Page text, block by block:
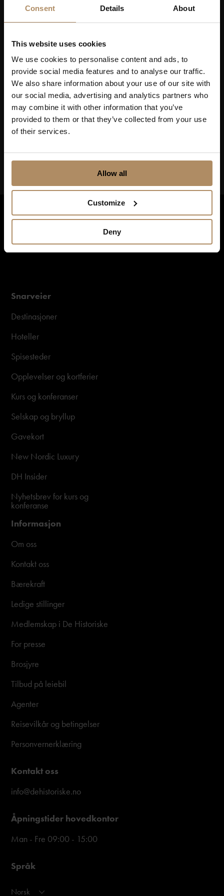
Consent Details About
This website uses cookies
We use cookies to personalise content and ads, to
provide social media features and to analyse our traffic.
We also share information about your use of our site with
our social media, advertising and analytics partners who
may combine it with other information that you’ve
provided to them or that they’ve collected from your use
of their services.
Allow all
Customize
Deny
Skjul
reisetilbud som frister!
Ved påmelding godkjenner du at De Historiske lagrer
kontaktinformasjonen du gir oss, og at vi sender deg
nyhetsbrev om våre produkter og tjenester. Du kan
oppheve abonnementet når som helst. Hvis du vil ha mer
informasjon om vår praksis for personvern og hvordan vi
forplikter oss til å beskytte ditt personvern, kan du se våre
retningslinjer her
Snarveier
Destinasjoner
Hoteller
Spisesteder
Opplevelser og kortferier
Kurs og konferanser
Selskap og bryllup
Gavekort
New Nordic Luxury
DH Insider
Nyhetsbrev for kurs og
konferanse
Informasjon
Om oss
Kontakt oss
Bærekraft
Ledige stillinger
Medlemskap i De Historiske
For presse
Brosjyre
Tilbud på leiebil
Agenter
Reisevilkår og betingelser
Personvernerklæring
Kontakt oss
info@dehistoriske.no
Åpningstider hovedkontor
Man - Fre 09:00 - 15:00
Språk
Norsk